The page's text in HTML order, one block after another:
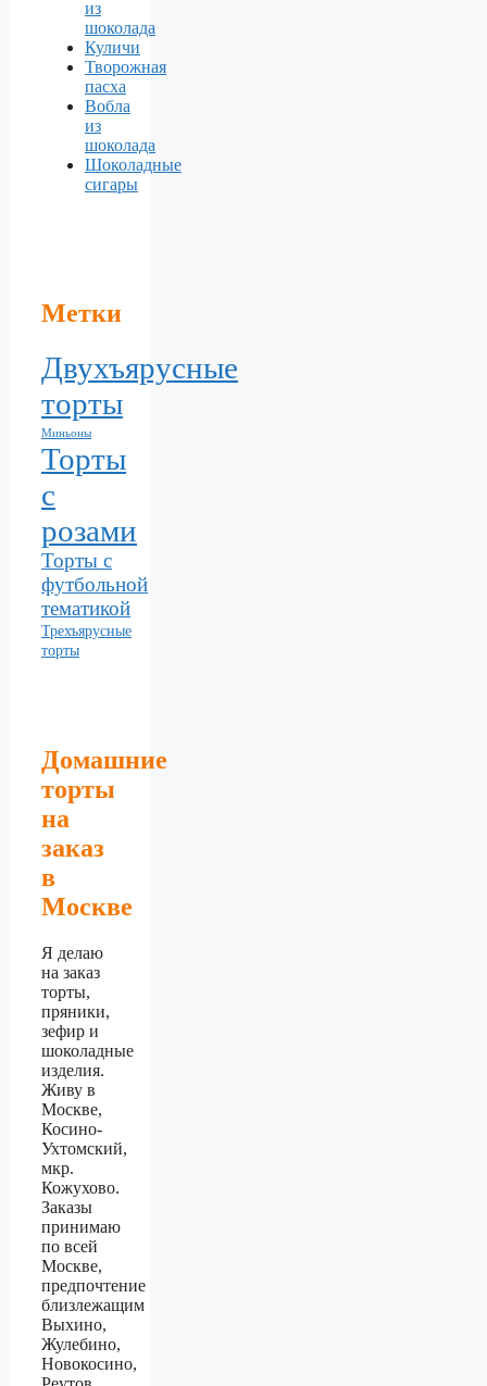
из
шоколада
Куличи
Творожная
пасха
Вобла
из
шоколада
Шоколадные
сигары
Метки
Двухъярусные
торты
Миньоны
Торты
с
розами
Торты с
футбольной
тематикой
Трехъярусные
торты
Домашние
торты
на
заказ
в
Москве
Я делаю
на заказ
торты,
пряники,
зефир и
шоколадные
изделия.
Живу в
Москве,
Косино-
Ухтомский,
мкр.
Кожухово.
Заказы
принимаю
по всей
Москве,
предпочтение
близлежащим
Выхино,
Жулебино,
Новокосино,